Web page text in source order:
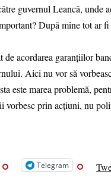
guvernul Leancă, unde
După mine tot ar
acordarea garanțiilor
Aici nu vor să
este marea problemă,
vorbesc prin acțiuni, nu
Telegram